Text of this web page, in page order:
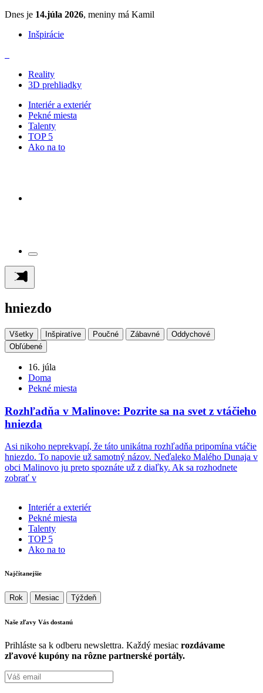
Dnes je 14.júla 2026, meniny má Kamil
Inšpirácie
Reality
3D prehliadky
Interiér a exteriér
Pekné miesta
Talenty
TOP 5
Ako na to
hniezdo
Všetky Inšpiratíve Poučné Zábavné
Oddychové
Obľúbené
16. júla
Doma
Pekné miesta
Rozhľadňa v Malinove: Pozrite sa na svet z vtáčieho
hniezda
Asi nikoho neprekvapí, že táto unikátna rozhľadňa pripomína vtáčie
hniezdo. To napovie už samotný názov. Neďaleko Malého Dunaja v
obci Malinovo ju preto spoznáte už z diaľky. Ak sa rozhodnete
zobrať v
Interiér a exteriér
Pekné miesta
Talenty
TOP 5
Ako na to
Najčítanejšie
Rok Mesiac Týždeň
Naše zľavy Vás dostanú
Prihláste sa k odberu newslettra. Každý mesiac rozdávame
zľavové kupóny na rôzne partnerské portály.